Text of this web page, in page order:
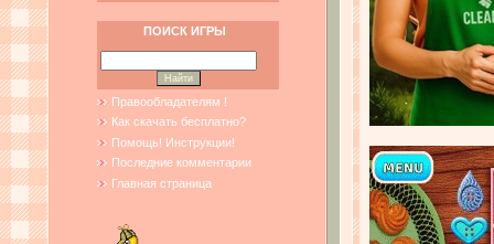
ПОИСК ИГРЫ
Правообладателям !
Как скачать бесплатно?
Помощь! Инструкции!
Последние комментарии
Главная страница